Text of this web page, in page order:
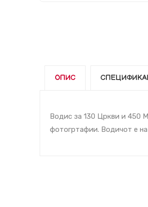
ОПИС
Водиc за 130 Цркви и 450
фотогртафии. Водичот е на